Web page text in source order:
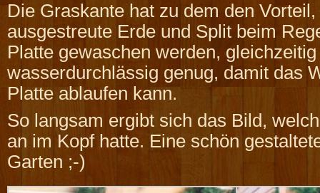
Die Graskante hat zu dem den
ausgestreute Erde und Split beim
Platte gewaschen werden,
wasserdurchlässig genug, damit das
Platte ablaufen kann.
So langsam ergibt sich das Bild,
an im Kopf hatte. Eine schön
Garten ;-)